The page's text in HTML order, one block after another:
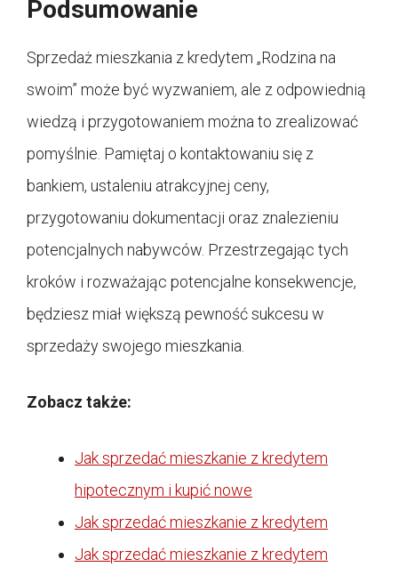
Podsumowanie
Sprzedaż mieszkania z kredytem „Rodzina na
swoim” może być wyzwaniem, ale z odpowiednią
wiedzą i przygotowaniem można to zrealizować
pomyślnie. Pamiętaj o kontaktowaniu się z
bankiem, ustaleniu atrakcyjnej ceny,
przygotowaniu dokumentacji oraz znalezieniu
potencjalnych nabywców. Przestrzegając tych
kroków i rozważając potencjalne konsekwencje,
będziesz miał większą pewność sukcesu w
sprzedaży swojego mieszkania.
Zobacz także:
Jak sprzedać mieszkanie z kredytem
hipotecznym i kupić nowe
Jak sprzedać mieszkanie z kredytem
Jak sprzedać mieszkanie z kredytem